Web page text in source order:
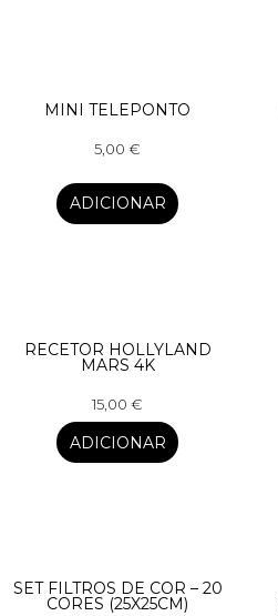
MINI TELEPONTO
5,00€
ADICIONAR
RECETOR HOLLYLAND
MARS 4K
15,00€
ADICIONAR
SET FILTROS DE COR – 20
CORES (25X25CM)